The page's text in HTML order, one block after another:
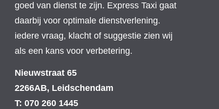
goed van dienst te zijn. Express Taxi gaat
daarbij voor optimale dienstverlening.
iedere vraag, klacht of suggestie zien wij
als een kans voor verbetering.
Nieuwstraat 65
2266AB, Leidschendam
T: 070 260 1445